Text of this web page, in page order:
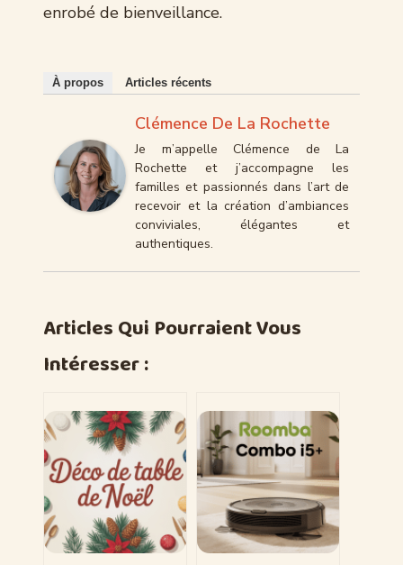
enrobé de bienveillance.
À propos Articles récents
Clémence De La Rochette
Je m’appelle Clémence de La
Rochette et j’accompagne les
familles et passionnés dans l’art de
recevoir et la création d’ambiances
conviviales, élégantes et
authentiques.
Articles Qui Pourraient Vous
Intéresser :